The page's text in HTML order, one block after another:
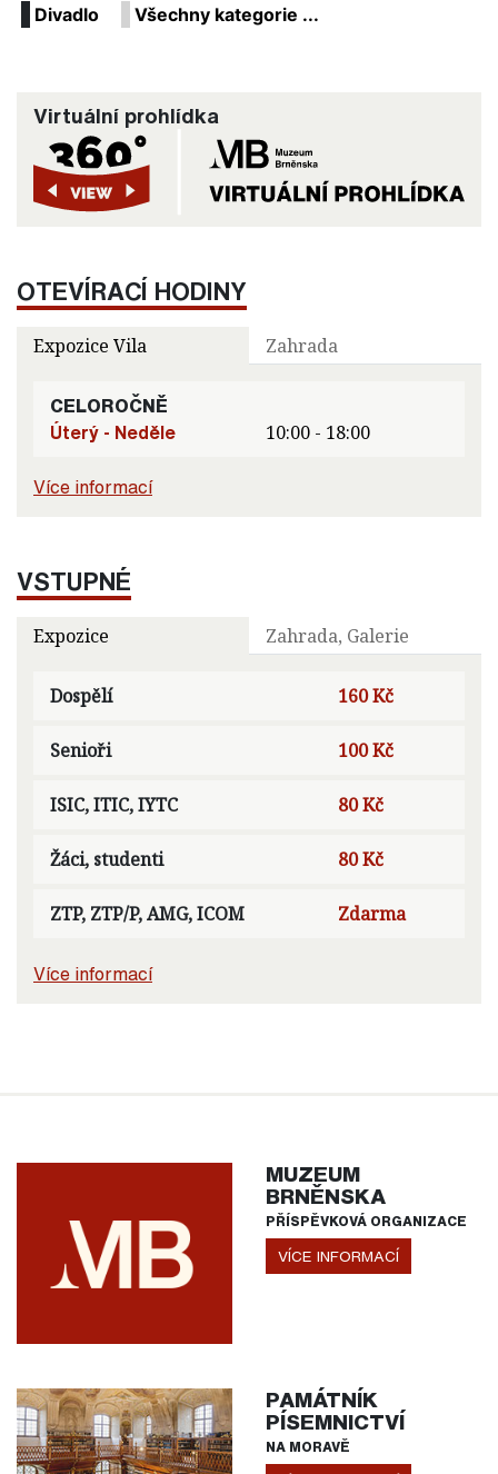
Divadlo Všechny kategorie ...
Virtuální prohlídka
OTEVÍRACÍ HODINY
Expozice Vila Zahrada
CELOROČNĚ
Úterý - Neděle
10:00 - 18:00
Více informací
VSTUPNÉ
Expozice Zahrada, Galerie
Dospělí 160 Kč
Senioři 100 Kč
ISIC, ITIC, IYTC 80 Kč
Žáci, studenti 80 Kč
ZTP, ZTP/P, AMG, ICOM Zdarma
Více informací
MUZEUM
BRNĚNSKA
PŘÍSPĚVKOVÁ ORGANIZACE
VÍCE INFORMACÍ
PAMÁTNÍK
PÍSEMNICTVÍ
NA MORAVĚ